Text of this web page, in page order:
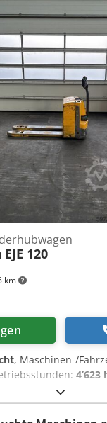
24 V,
Nj Ahgsrf
24 V, 2 PzS,
km
EJE 120
, Maschinen-/
4’623
,
, Masttyp:
24 V,